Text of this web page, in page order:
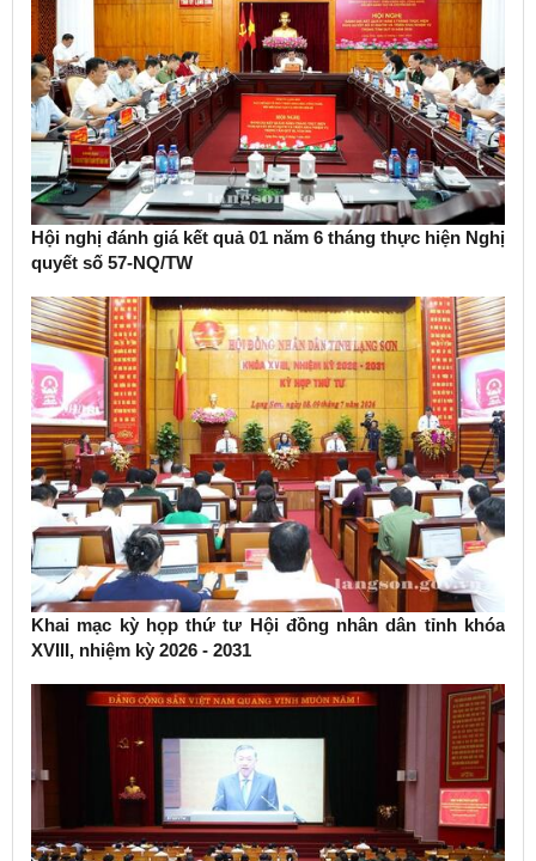
Hội nghị đánh giá kết quả 01 năm 6 tháng thực hiện Nghị
quyết số 57-NQ/TW
Khai mạc kỳ họp thứ tư Hội đồng nhân dân tỉnh khóa
XVIII, nhiệm kỳ 2026 - 2031